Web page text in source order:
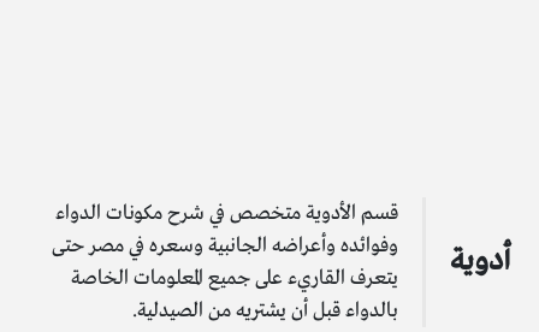
أدوية
قسم الأدوية متخصص في شرح مكونات الدواء
وفوائده وأعراضه الجانبية وسعره في مصر حتى
يتعرف القاريء على جميع المعلومات الخاصة
بالدواء قبل أن يشتريه من الصيدلية.